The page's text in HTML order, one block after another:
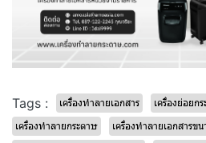
Tags : เครื่องทำลายเอกสาร เครื่องย่อยก
เครื่องทำลายกระดาษ
เครื่องทำลายเอกสารข